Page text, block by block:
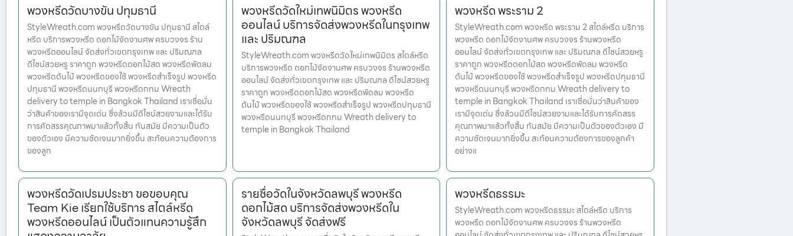
พวงหรีดวัดบางขัน ปทุมธานี
StyleWreath.com พวงหรีดวัดบางขัน ปทุมธานี สไตล์
หรีด บริการพวงหรีด ดอกไม้จัดงานศพ ครบวงจร ร้าน
พวงหรีดออนไลน์ จัดส่งทั่วเขตกรุงเทพ และ ปริมณฑล
ดีไซน์สวยหรู ราคาถูก พวงหรีดดอกไม้สด พวงหรีดพัดลม
พวงหรีดต้นไม้ พวงหรีดของใช้ พวงหรีดสำเร็จรูป พวงหรีด
ปทุมธานี พวงหรีดนนทบุรี พวงหรีดกทม Wreath
delivery to temple in Bangkok Thailand เราเชื่อมั่น
ว่าสินค้าของเรามีจุดเด่น ซึ่งล้วนมีดีไซน์สวยงามและได้รับ
การคัดสรรคุณภาพมาแล้วทั้งสิ้น ทันสมัย มีความเป็นตัว
ของตัวเอง มีความชัดเจนมากยิ่งขึ้น สะท้อนความต้องการ
ของลูก
พวงหรีดวัดใหม่เทพนิมิตร พวงหรีด
ออนไลน์ บริการจัดส่งพวงหรีดในกรุงเทพ
และ ปริมณฑล
StyleWreath.com พวงหรีดวัดใหม่เทพนิมิตร สไตล์หรีด
บริการพวงหรีด ดอกไม้จัดงานศพ ครบวงจร ร้านพวงหรีด
ออนไลน์ จัดส่งทั่วเขตกรุงเทพ และ ปริมณฑล ดีไซน์สวยหรู
ราคาถูก พวงหรีดดอกไม้สด พวงหรีดพัดลม พวงหรีด
ต้นไม้ พวงหรีดของใช้ พวงหรีดสำเร็จรูป พวงหรีดปทุมธานี
พวงหรีดนนทบุรี พวงหรีดกทม Wreath delivery to
temple in Bangkok Thailand
พวงหรีด พระราม 2
StyleWreath.com พวงหรีด พระราม 2 สไตล์หรีด บริการ
พวงหรีด ดอกไม้จัดงานศพ ครบวงจร ร้านพวงหรีด
ออนไลน์ จัดส่งทั่วเขตกรุงเทพ และ ปริมณฑล ดีไซน์สวยหรู
ราคาถูก พวงหรีดดอกไม้สด พวงหรีดพัดลม พวงหรีด
ต้นไม้ พวงหรีดของใช้ พวงหรีดสำเร็จรูป พวงหรีดปทุมธานี
พวงหรีดนนทบุรี พวงหรีดกทม Wreath delivery to
temple in Bangkok Thailand เราเชื่อมั่นว่าสินค้าของ
เรามีจุดเด่น ซึ่งล้วนมีดีไซน์สวยงามและได้รับการคัดสรร
คุณภาพมาแล้วทั้งสิ้น ทันสมัย มีความเป็นตัวของตัวเอง มี
ความชัดเจนมากยิ่งขึ้น สะท้อนความต้องการของลูกค้า
อย่างแ
พวงหรีดวัดเปรมประชา ขอขอบคุณ
Team Kie เรียกใช้บริการ สไตล์หรีด
พวงหรีดออนไลน์ เป็นตัวแทนความรู้สึก
รายชื่อวัดในจังหวัดลพบุรี พวงหรีด
ดอกไม้สด บริการจัดส่งพวงหรีดใน
จังหวัดลพบุรี จัดส่งฟรี
พวงหรีดธรรมะ
StyleWreath.com พวงหรีดธรรมะ สไตล์หรีด บริการ
พวงหรีด ดอกไม้จัดงานศพ ครบวงจร ร้านพวงหรีด